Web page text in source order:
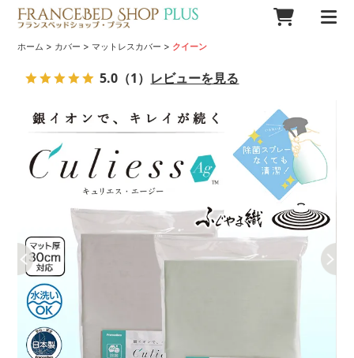
ホーム > カバー > マットレスカバー > クイーン
5.0 （1） レビューを見る